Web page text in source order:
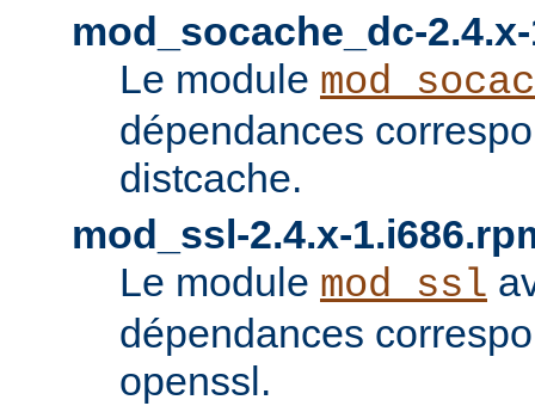
mod_socache_dc-
Le module
dépendances
distcache.
mod_ssl-2.4.x-
Le module mod_ssl
dépendances
openssl.